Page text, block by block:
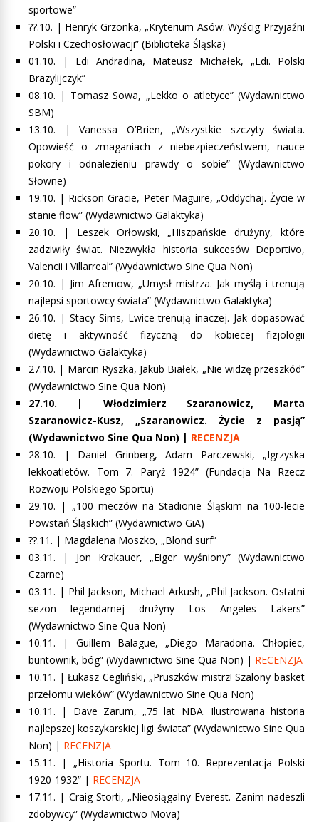
sportowe”
??.10. | Henryk Grzonka, „Kryterium Asów. Wyścig Przyjaźni
Polski i Czechosłowacji” (Biblioteka Śląska)
01.10. | Edi Andradina, Mateusz Michałek, „Edi. Polski
Brazylijczyk”
08.10. | Tomasz Sowa, „Lekko o atletyce”(Wydawnictwo
SBM)
13.10. | Vanessa O’Brien, „Wszystkie szczyty świata.
Opowieść o zmaganiach z niebezpieczeństwem, nauce
pokory i odnalezieniu prawdy o sobie”(Wydawnictwo
Słowne)
19.10. | Rickson Gracie, Peter Maguire, „Oddychaj. Życie w
stanie flow” (Wydawnictwo Galaktyka)
20.10. | Leszek Orłowski, „Hiszpańskie drużyny, które
zadziwiły świat. Niezwykła historia sukcesów Deportivo,
Valencii i Villarreal” (Wydawnictwo Sine Qua Non)
20.10. | Jim Afremow, „Umysł mistrza. Jak myślą i trenują
najlepsi sportowcy świata” (Wydawnictwo Galaktyka)
26.10. | Stacy Sims, Lwice trenują inaczej. Jak dopasować
dietę i aktywność fizyczną do kobiecej fizjologii
(Wydawnictwo Galaktyka)
27.10. | Marcin Ryszka, Jakub Białek, „Nie widzę przeszkód”
(Wydawnictwo Sine Qua Non)
27.10. |
Włodzimierz Szaranowicz, Marta
Szaranowicz-Kusz, „Szaranowicz. Życie z pasją”
(Wydawnictwo Sine Qua Non) | RECENZJA
28.10. | Daniel Grinberg, Adam Parczewski, „Igrzyska
lekkoatletów. Tom 7. Paryż 1924” (Fundacja Na Rzecz
Rozwoju Polskiego Sportu)
29.10. | „100 meczów na Stadionie Śląskim na 100-lecie
Powstań Śląskich” (Wydawnictwo GiA)
??.11. | Magdalena Moszko, „Blond surf”
03.11. | Jon Krakauer, „Eiger wyśniony” (Wydawnictwo
Czarne)
03.11. | Phil Jackson, Michael Arkush, „Phil Jackson. Ostatni
sezon legendarnej drużyny Los Angeles Lakers”
(Wydawnictwo Sine Qua Non)
10.11. | Guillem Balague, „Diego Maradona. Chłopiec,
buntownik, bóg” (Wydawnictwo Sine Qua Non) | RECENZJA
10.11. |Łukasz Cegliński, „Pruszków mistrz! Szalony basket
przełomu wieków” (Wydawnictwo Sine Qua Non)
10.11. | Dave Zarum, „75 lat NBA. Ilustrowana historia
najlepszej koszykarskiej ligi świata” (Wydawnictwo Sine Qua
Non) | RECENZJA
15.11. | „Historia Sportu. Tom 10. Reprezentacja Polski
1920-1932” | RECENZJA
17.11. | Craig Storti, „Nieosiągalny Everest. Zanim nadeszli
zdobywcy” (Wydawnictwo Mova)